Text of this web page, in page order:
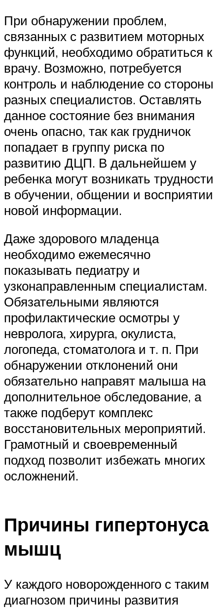
При обнаружении проблем,
связанных с развитием моторных
функций, необходимо обратиться к
врачу. Возможно, потребуется
контроль и наблюдение со стороны
разных специалистов. Оставлять
данное состояние без внимания
очень опасно, так как грудничок
попадает в группу риска по
развитию ДЦП. В дальнейшем у
ребенка могут возникать трудности
в обучении, общении и восприятии
новой информации.
Даже здорового младенца
необходимо ежемесячно
показывать педиатру и
узконаправленным специалистам.
Обязательными являются
профилактические осмотры у
невролога, хирурга, окулиста,
логопеда, стоматолога и т. п. При
обнаружении отклонений они
обязательно направят малыша на
дополнительное обследование, а
также подберут комплекс
восстановительных мероприятий.
Грамотный и своевременный
подход позволит избежать многих
осложнений.
Причины гипертонуса
мышц
У каждого новорожденного с таким
диагнозом причины развития